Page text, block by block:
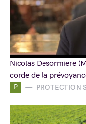
P PROTECTION
Nicolas Desormiere
corde de la